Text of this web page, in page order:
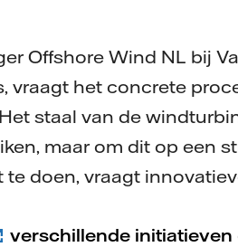
Offshore Wind NL bij
vraagt het concrete
staal van de
maar om dit op een
te doen, vraagt
verschillende initiatieven